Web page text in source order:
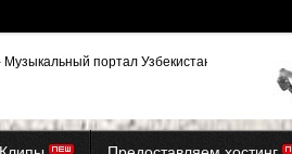
портал Узбекистана (Tas-iX)